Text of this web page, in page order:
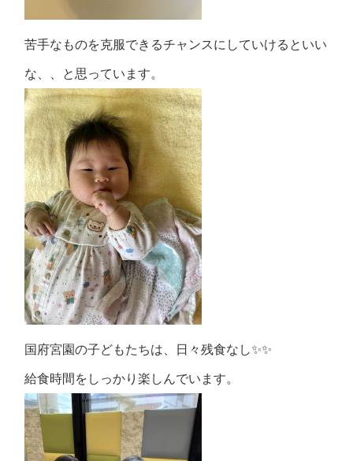
苦手なものを克服できるチャンスにしていけるといい
な、、と思っています。
国府宮園の子どもたちは、日々残食なし✨✨
給食時間をしっかり楽しんでいます。